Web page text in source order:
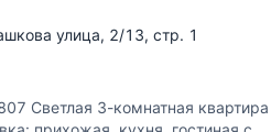
улица, 2/13, стр. 1
Светлая 3-комнатная квартира